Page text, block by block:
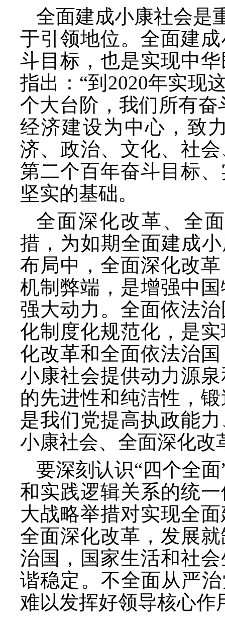
全面建成小康社会是
于引领地位。全面建
斗目标，也是实现中
指出：“到2020年实现
个大台阶，我们所有
经济建设为中心，致
济、政治、文化、社
第二个百年奋斗目标
坚实的基础。
全面深化改革、全
措，为如期全面建成
布局中，全面深化改
机制弊端，是增强中
强大动力。全面依法
化制度化规范化，是
化改革和全面依法治
小康社会提供动力源
的先进性和纯洁性，
是我们党提高执政能
小康社会、全面深化改
要深刻认识“四个全
和实践逻辑关系的统
大战略举措对实现全
全面深化改革，发展
治国，国家生活和社
谐稳定。不全面从严
难以发挥好领导核心作